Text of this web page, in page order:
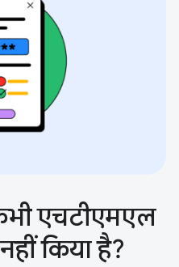
एचटीएमएल
किया है?